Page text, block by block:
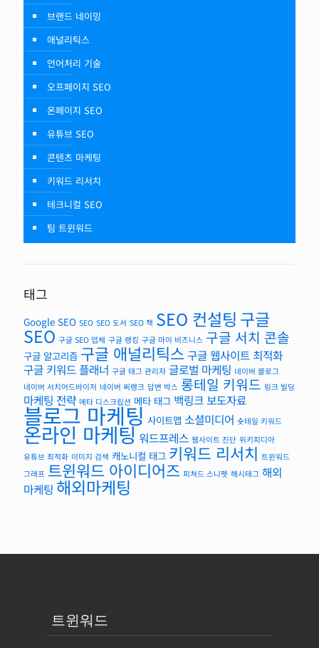
브랜드 네이밍
애널리틱스
언어처리 기술
오프페이지 SEO
온페이지 SEO
유튜브 SEO
콘텐츠 마케팅
키워드 리서치
테크니컬 SEO
팀 트윈워드
태그
Google SEO SEO SEO 도서 SEO 책 SEO 컨설팅 구글
SEO 구글 SEO 업체 구글 랭킹 구글 마이 비즈니스 구글 서치 콘솔
구글 알고리즘 구글 애널리틱스구글 웹사이트 최적화
구글 키워드 플래너 구글 태그 관리자 글로벌 마케팅 네이버 블로그
네이버 서치어드바이저 네이버 씨랭크 답변 박스 롱테일 키워드 링크 빌딩
마케팅 전략 메타 디스크립션 메타 태그 백링크보도자료
블로그 마케팅 사이트맵 소셜미디어 숏테일 키워드
온라인 마케팅워드프레스 웹사이트 진단 위키피디아
유튜브 최적화 이미지 검색 캐노니컬 태그 키워드 리서치 트윈워드
그래프 트윈워드 아이디어즈 피쳐드 스니펫 해시태그 해외
마케팅 해외마케팅
트윈워드